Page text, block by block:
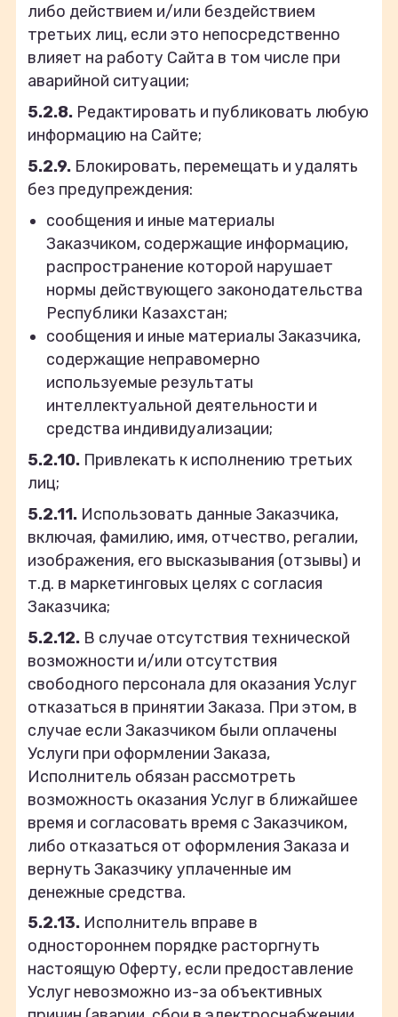
либо действием и/или бездействием
третьих лиц, если это непосредственно
влияет на работу Сайта в том числе при
аварийной ситуации;
5.2.8. Редактировать и публиковать любую
информацию на Сайте;
5.2.9. Блокировать, перемещать и удалять
без предупреждения:
сообщения и иные материалы
Заказчиком, содержащие информацию,
распространение которой нарушает
нормы действующего законодательства
Республики Казахстан;
сообщения и иные материалы Заказчика,
содержащие неправомерно
используемые результаты
интеллектуальной деятельности и
средства индивидуализации;
5.2.10. Привлекать к исполнению третьих
лиц;
5.2.11. Использовать данные Заказчика,
включая, фамилию, имя, отчество, регалии,
изображения, его высказывания (отзывы) и
т.д. в маркетинговых целях с согласия
Заказчика;
5.2.12. В случае отсутствия технической
возможности и/или отсутствия
свободного персонала для оказания Услуг
отказаться в принятии Заказа. При этом, в
случае если Заказчиком были оплачены
Услуги при оформлении Заказа,
Исполнитель обязан рассмотреть
возможность оказания Услуг в ближайшее
время и согласовать время с Заказчиком,
либо отказаться от оформления Заказа и
вернуть Заказчику уплаченные им
денежные средства.
5.2.13. Исполнитель вправе в
одностороннем порядке расторгнуть
настоящую Оферту, если предоставление
Услуг невозможно из-за объективных